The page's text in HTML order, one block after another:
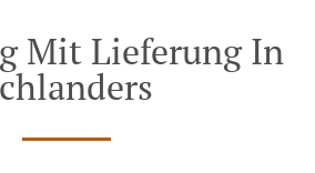
Mit Lieferung In